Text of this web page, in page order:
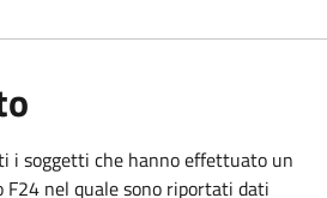
i soggetti che hanno effettuato un
F24 nel quale sono riportati dati